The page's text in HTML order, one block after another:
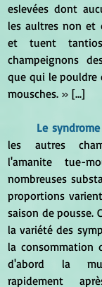
eslevées dont
les aultres non et
et tuent
champeignons
que qui le
mousches. » [...]
Le
les autres
l'amanite tue-
nombreuses
proportions
saison de pousse.
la variété des
la consommation
d'abord la
rapidement